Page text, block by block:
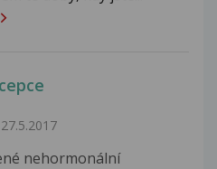
27.5.2017
nehormonální